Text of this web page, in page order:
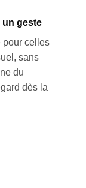
un geste
pour celles
sans
du
dès la